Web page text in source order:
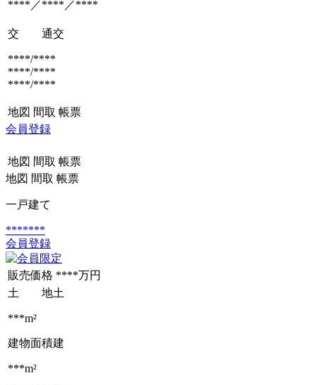
****／****／****
交 通交
****/****
****/****
****/****
地図 間取 帳票
会員登録
地図 間取 帳票
地図 間取 帳票
一戸建て
*******
会員登録
販売価格 ****万円
土 地土
***m²
建物面積建
***m²